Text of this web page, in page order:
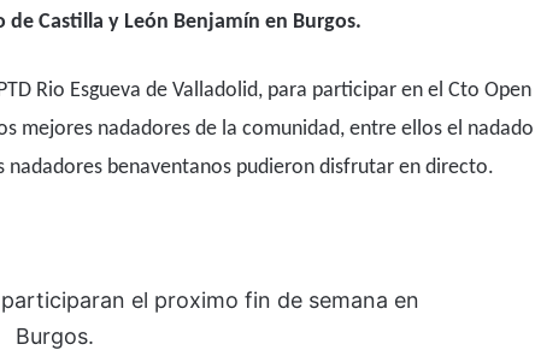
de Castilla y León Benjamín en Burgos.
Rio Esgueva de Valladolid, para participar en el Cto Open
mejores nadadores de la comunidad, entre ellos el
nadadores benaventanos pudieron disfrutar en directo.